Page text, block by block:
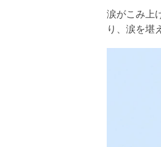
涙がこみ上
り、涙を堪